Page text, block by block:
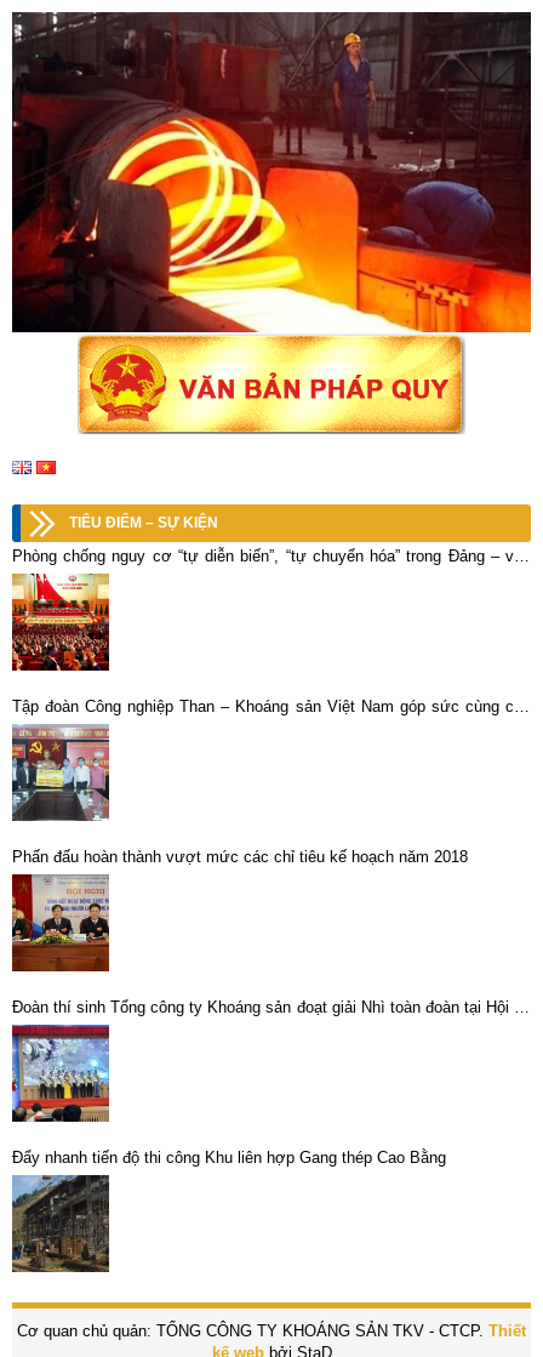
TIÊU ĐIỂM – SỰ KIỆN
Phòng chống nguy cơ “tự diễn biến”, “tự chuyển hóa” trong Đảng – vấn
đề sống còn của Đảng và chế độ ta
Tập đoàn Công nghiệp Than – Khoáng sản Việt Nam góp sức cùng các
địa phương phòng chống dịch bệnh COVID – 19
Phấn đấu hoàn thành vượt mức các chỉ tiêu kế hoạch năm 2018
Đoàn thí sinh Tổng công ty Khoáng sản đoạt giải Nhì toàn đoàn tại Hội thi
ATVSV giỏi TKV lần thứ XII, năm 2023
Đẩy nhanh tiến độ thi công Khu liên hợp Gang thép Cao Bằng
Cơ quan chủ quản: TỔNG CÔNG TY KHOÁNG SẢN TKV - CTCP. Thiết
kế webbởi StaD